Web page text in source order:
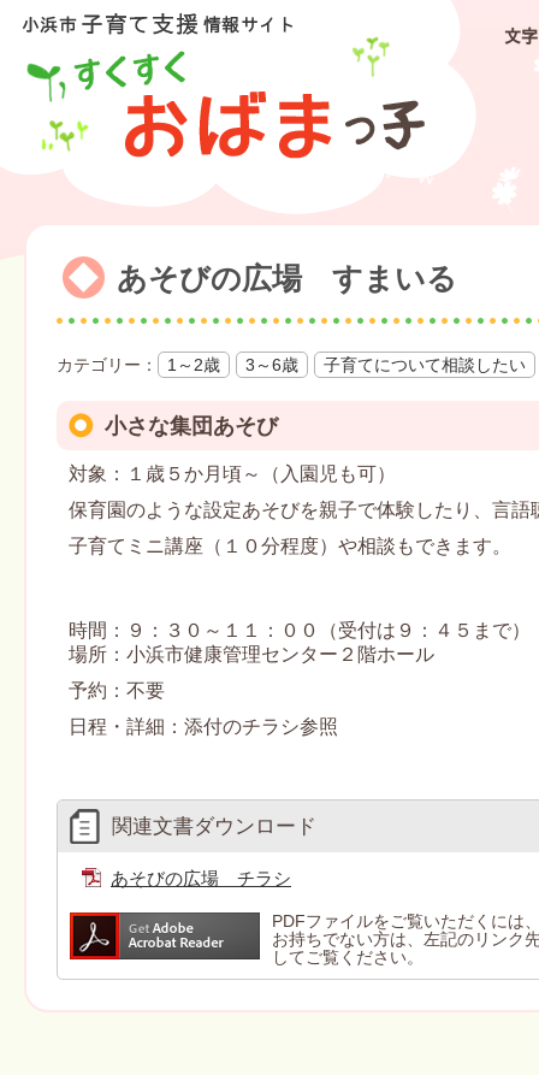
文
あそびの広場 すまいる
1～2歳 3～6歳 子育てについて相談したい
小さな集団あそび
対象：１歳５か月頃～（入園児も可）
保育園のような設定あそびを親子で体験したり、言語
子育てミニ講座（１０分程度）や相談もできます。
時間：９：３０～１１：００（受付は９：４５まで）
場所：小浜市健康管理センター２階ホール
予約：不要
日程・詳細：添付のチラシ参照
関連文書ダウンロード
あそびの広場 チラシ
PDFファイルをご覧いただくには
お持ちでない方は、左記のリンク
してご覧ください。